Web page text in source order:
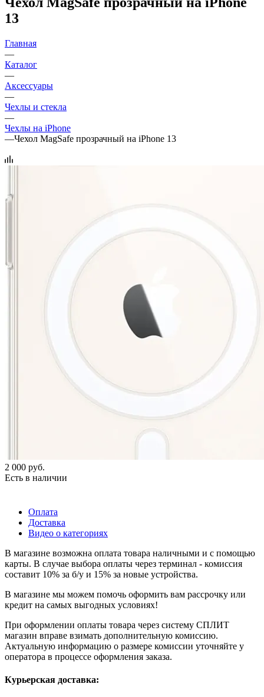
13
Главная
—
Каталог
—
Аксессуары
—
Чехлы и стекла
—
Чехлы на iPhone
—Чехол MagSafe прозрачный на iPhone 13
2 000 руб.
Есть в наличии
Оплата
Доставка
Видео о категориях
В магазине возможна оплата товара наличными и с помощью
карты. В случае выбора оплаты через терминал - комиссия
составит 10% за б/у и 15% за новые устройства.
В магазине мы можем помочь оформить вам рассрочку или
кредит на самых выгодных условиях!
При оформлении оплаты товара через систему СПЛИТ
магазин вправе взимать дополнительную комиссию.
Актуальную информацию о размере комиссии уточняйте у
оператора в процессе оформления заказа.
Курьерская доставка: